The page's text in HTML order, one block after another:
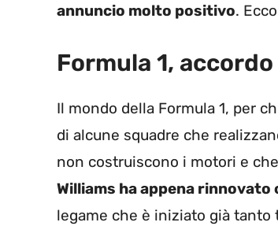
annuncio molto positivo.
Formula 1,
Il mondo della Formula 1, per
di alcune squadre che
non costruiscono i motori e
Williams ha appena
legame che è iniziato già tanto